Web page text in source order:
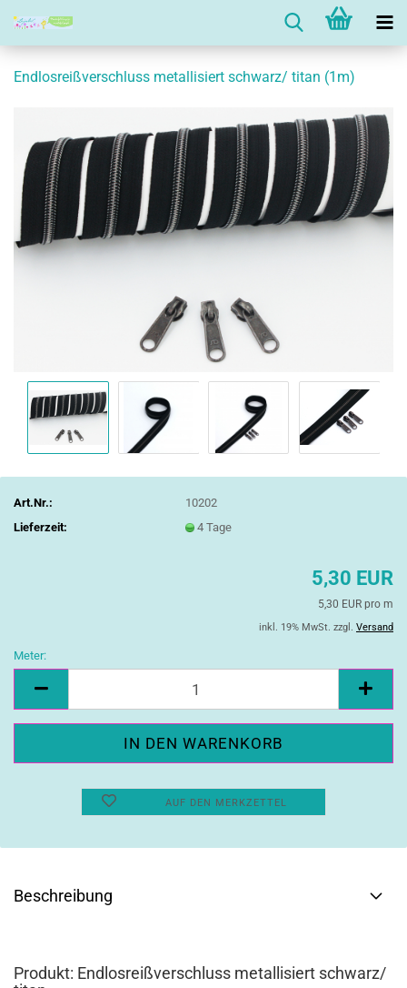
Endlosreißverschluss metallisiert schwarz/ titan (1m)
Art.Nr.:
10202
Lieferzeit:
4 Tage
5,30 EUR
5,30 EUR pro m
inkl. 19% MwSt. zzgl. Versand
Meter:
AUF DEN MERKZETTEL
Beschreibung
Produkt: Endlosreißverschluss metallisiert schwarz/